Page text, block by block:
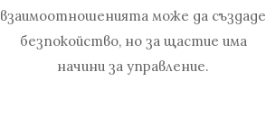
взаимоотношенията може да създаде
безпокойство, но за щастие има
начини за управление.